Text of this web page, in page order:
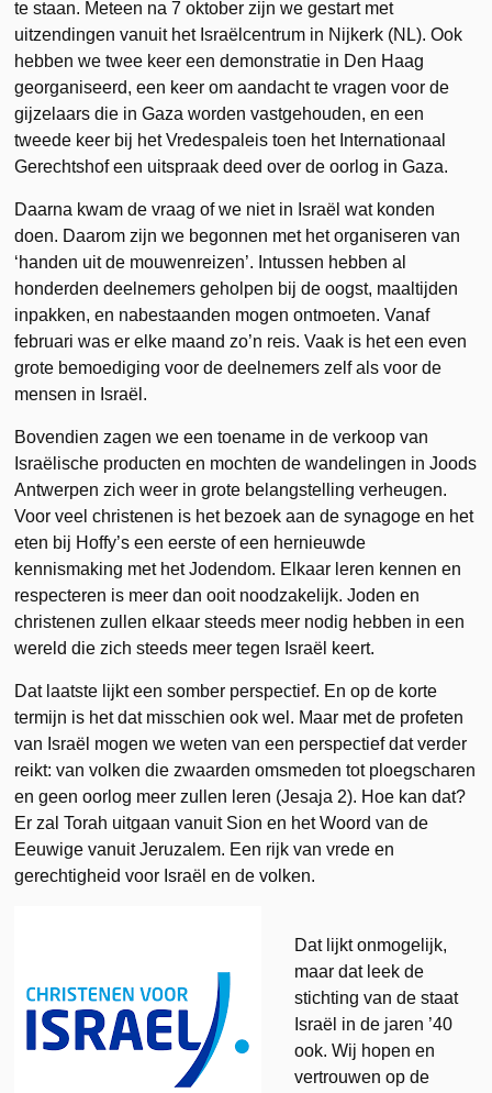
te staan. Meteen na 7 oktober zijn we gestart met
uitzendingen vanuit het Israëlcentrum in Nijkerk (NL). Ook
hebben we twee keer een demonstratie in Den Haag
georganiseerd, een keer om aandacht te vragen voor de
gijzelaars die in Gaza worden vastgehouden, en een
tweede keer bij het Vredespaleis toen het Internationaal
Gerechtshof een uitspraak deed over de oorlog in Gaza.
Daarna kwam de vraag of we niet in Israël wat konden
doen. Daarom zijn we begonnen met het organiseren van
‘handen uit de mouwenreizen’. Intussen hebben al
honderden deelnemers geholpen bij de oogst, maaltijden
inpakken, en nabestaanden mogen ontmoeten. Vanaf
februari was er elke maand zo’n reis. Vaak is het een even
grote bemoediging voor de deelnemers zelf als voor de
mensen in Israël.
Bovendien zagen we een toename in de verkoop van
Israëlische producten en mochten de wandelingen in Joods
Antwerpen zich weer in grote belangstelling verheugen.
Voor veel christenen is het bezoek aan de synagoge en het
eten bij Hoffy’s een eerste of een hernieuwde
kennismaking met het Jodendom. Elkaar leren kennen en
respecteren is meer dan ooit noodzakelijk. Joden en
christenen zullen elkaar steeds meer nodig hebben in een
wereld die zich steeds meer tegen Israël keert.
Dat laatste lijkt een somber perspectief. En op de korte
termijn is het dat misschien ook wel. Maar met de profeten
van Israël mogen we weten van een perspectief dat verder
reikt: van volken die zwaarden omsmeden tot ploegscharen
en geen oorlog meer zullen leren (Jesaja 2). Hoe kan dat?
Er zal Torah uitgaan vanuit Sion en het Woord van de
Eeuwige vanuit Jeruzalem. Een rijk van vrede en
gerechtigheid voor Israël en de volken.
Dat lijkt onmogelijk,
maar dat leek de
stichting van de staat
Israël in de jaren ’40
ook. Wij hopen en
vertrouwen op de